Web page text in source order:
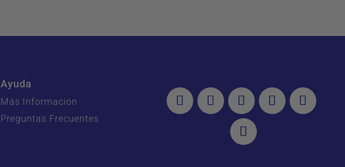
Ayuda
Más Información
Preguntas Frecuentes